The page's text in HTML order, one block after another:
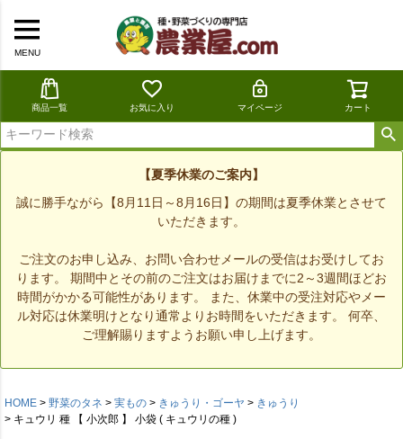
MENU
商品一覧 お気に入り マイページ カート
【夏季休業のご案内】
誠に勝手ながら【8月11日～8月16日】の期間は夏季休業とさせて
いただきます。
ご注文のお申し込み、お問い合わせメールの受信はお受けしてお
ります。 期間中とその前のご注文はお届けまでに2～3週間ほどお
時間がかかる可能性があります。 また、休業中の受注対応やメー
ル対応は休業明けとなり通常よりお時間をいただきます。 何卒、
ご理解賜りますようお願い申し上げます。
HOME 野菜のタネ 実もの きゅうり・ゴーヤ
きゅうり
キュウリ 種 【 小次郎 】 小袋 ( キュウリの種 )